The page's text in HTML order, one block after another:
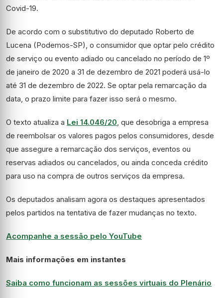
Covid-19.
De acordo com o substitutivo do deputado Roberto de
Lucena (Podemos-SP), o consumidor que optar pelo crédito
de serviço ou evento adiado ou cancelado no período de 1º
de janeiro de 2020 a 31 de dezembro de 2021 poderá usá-lo
até 31 de dezembro de 2022. Se optar pela remarcação da
data, o prazo limite para fazer isso será o mesmo.
O texto atualiza a Lei 14.046/20, que desobriga a empresa
de reembolsar os valores pagos pelos consumidores, desde
que assegure a remarcação dos serviços, eventos ou
reservas adiados ou cancelados, ou ainda conceda crédito
para uso na compra de outros serviços da empresa.
Os deputados analisam agora os destaques apresentados
pelos partidos na tentativa de fazer mudanças no texto.
Acompanhe a sessão pelo YouTube
Mais informações em instantes
Saiba como funcionam as sessões virtuais do Plenário